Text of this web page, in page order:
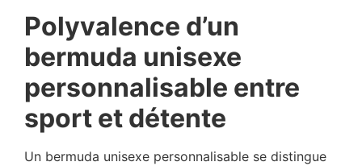
Polyvalence d’un
bermuda unisexe
personnalisable entre
sport et détente
Un bermuda unisexe personnalisable se distingue